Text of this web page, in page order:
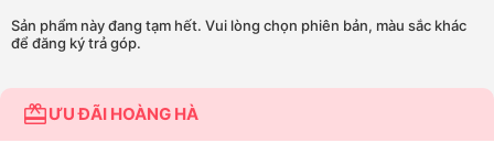
Sản phẩm này đang tạm hết. Vui lòng chọn phiên bản, màu sắc khác
để đăng ký trả góp.
ƯU ĐÃI HOÀNG HÀ